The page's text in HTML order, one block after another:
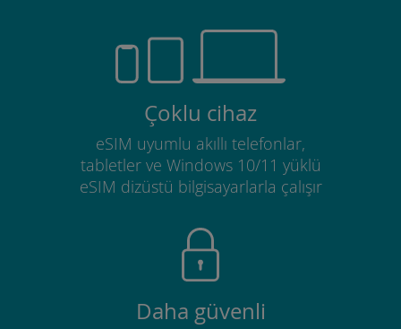
Çoklu cihaz
eSIM uyumlu akıllı telefonlar,
tabletler ve Windows 10/11 yüklü
eSIM dizüstü bilgisayarlarla çalışır
Daha güvenli